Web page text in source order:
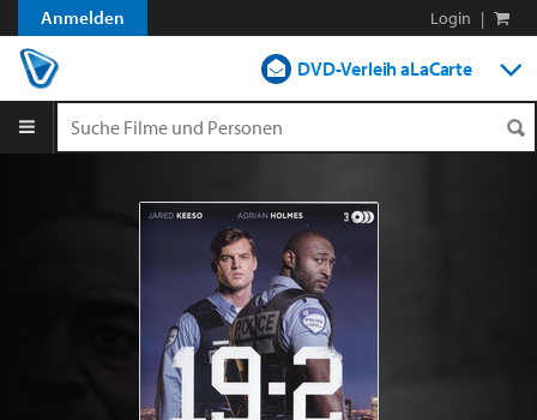
Anmelden Login |
DVD-Verleih aLaCarte
Shop
Blog